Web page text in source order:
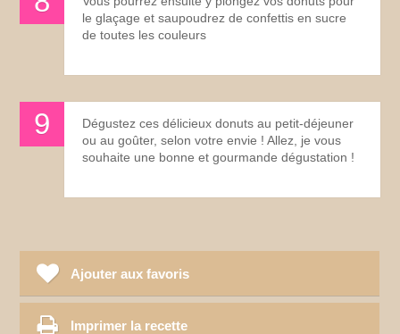
le glaçage et saupoudrez de confettis en sucre
de toutes les couleurs
Dégustez ces délicieux donuts au petit-déjeuner
ou au goûter, selon votre envie ! Allez, je vous
souhaite une bonne et gourmande dégustation !
Ajouter aux favoris
Imprimer la recette